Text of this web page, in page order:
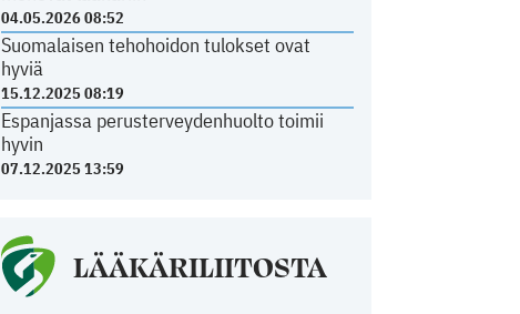
04.05.2026 08:52
Suomalaisen tehohoidon tulokset ovat
hyviä
15.12.2025 08:19
Espanjassa perusterveydenhuolto toimii
hyvin
07.12.2025 13:59
LÄÄKÄRILIITOSTA